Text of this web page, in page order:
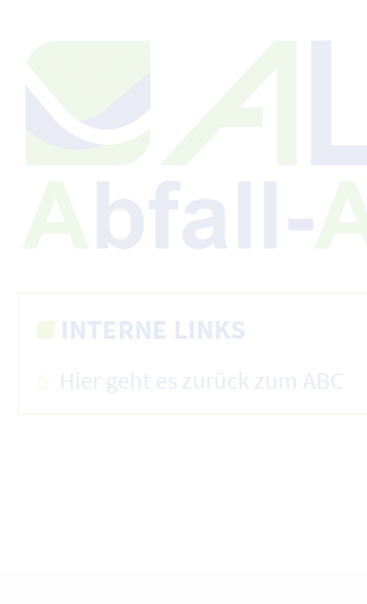
INTERNE LINKS
Hier geht es zurück zum ABC